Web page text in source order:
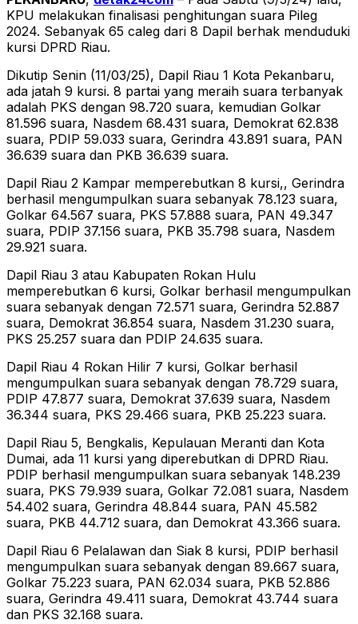
KPU melakukan finalisasi penghitungan suara Pileg
2024. Sebanyak 65 caleg dari 8 Dapil berhak menduduki
kursi DPRD Riau.
Dikutip Senin (11/03/25), Dapil Riau 1 Kota Pekanbaru,
ada jatah 9 kursi. 8 partai yang meraih suara terbanyak
adalah PKS dengan 98.720 suara, kemudian Golkar
81.596 suara, Nasdem 68.431 suara, Demokrat 62.838
suara, PDIP 59.033 suara, Gerindra 43.891 suara, PAN
36.639 suara dan PKB 36.639 suara.
Dapil Riau 2 Kampar memperebutkan 8 kursi,, Gerindra
berhasil mengumpulkan suara sebanyak 78.123 suara,
Golkar 64.567 suara, PKS 57.888 suara, PAN 49.347
suara, PDIP 37.156 suara, PKB 35.798 suara, Nasdem
29.921 suara.
Dapil Riau 3 atau Kabupaten Rokan Hulu
memperebutkan 6 kursi, Golkar berhasil mengumpulkan
suara sebanyak dengan 72.571 suara, Gerindra 52.887
suara, Demokrat 36.854 suara, Nasdem 31.230 suara,
PKS 25.257 suara dan PDIP 24.635 suara.
Dapil Riau 4 Rokan Hilir 7 kursi, Golkar berhasil
mengumpulkan suara sebanyak dengan 78.729 suara,
PDIP 47.877 suara, Demokrat 37.639 suara, Nasdem
36.344 suara, PKS 29.466 suara, PKB 25.223 suara.
Dapil Riau 5, Bengkalis, Kepulauan Meranti dan Kota
Dumai, ada 11 kursi yang diperebutkan di DPRD Riau.
PDIP berhasil mengumpulkan suara sebanyak 148.239
suara, PKS 79.939 suara, Golkar 72.081 suara, Nasdem
54.402 suara, Gerindra 48.844 suara, PAN 45.582
suara, PKB 44.712 suara, dan Demokrat 43.366 suara.
Dapil Riau 6 Pelalawan dan Siak 8 kursi, PDIP berhasil
mengumpulkan suara sebanyak dengan 89.667 suara,
Golkar 75.223 suara, PAN 62.034 suara, PKB 52.886
suara, Gerindra 49.411 suara, Demokrat 43.744 suara
dan PKS 32.168 suara.